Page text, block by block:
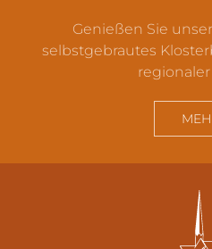
Genießen Sie
selbstgebrautes